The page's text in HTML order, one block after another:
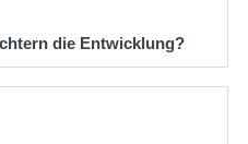
die Entwicklung?